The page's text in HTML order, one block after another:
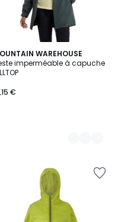
WAREHOUSE
imperméable à capuche
€